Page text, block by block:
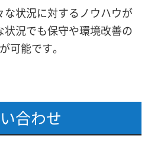
な状況に対するノウハウが
況でも保守や環境改善の
可能です。
合わせ